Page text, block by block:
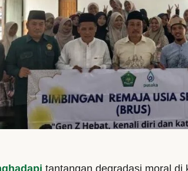
tantangan degradasi moral di